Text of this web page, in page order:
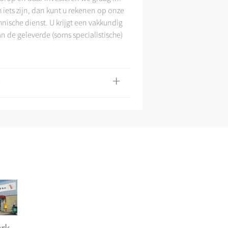
zijn, dan kunt u rekenen op onze
dienst. U krijgt een vakkundig
de geleverde (soms specialistische)
+